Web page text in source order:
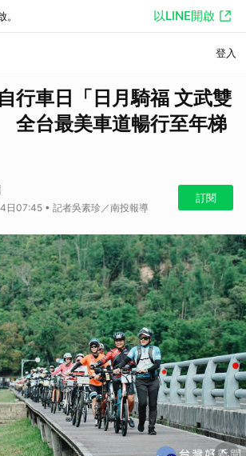
以LINE開啟
登入
行車日「日月騎福 文武雙
全台最美車道暢行至年梯
日07:45 • 記者吳素珍／南投報導
訂閱